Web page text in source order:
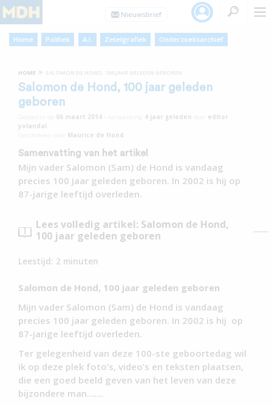
Home Politiek A.I. Zetelgrafiek Onderzoeksarchief
HOME »
Salomon de Hond, 100 jaar geleden
geboren
06 maart 2014 4 jaar geleden
editor
yolandal
Maurice de Hond
Samenvatting van het artikel
Mijn vader Salomon (Sam) de Hond is vandaag
precies 100 jaar geleden geboren. In 2002 is hij op
87-jarige leeftijd overleden.
Lees volledig artikel: Salomon de Hond,
100 jaar geleden geboren
Leestijd: 2 minuten
Salomon de Hond, 100 jaar geleden geboren
Mijn vader Salomon (Sam) de Hond is vandaag
precies 100 jaar geleden geboren. In 2002 is hij op
87-jarige leeftijd overleden.
Ter gelegenheid van deze 100-ste geboortedag wil
ik op deze plek foto’s, video’s en teksten plaatsen,
die een goed beeld geven van het leven van deze
bijzondere man…….